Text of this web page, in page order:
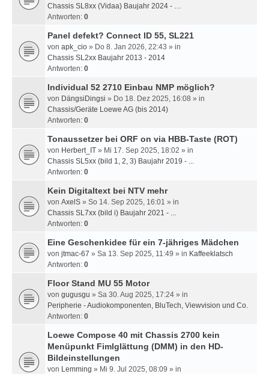
Chassis SL8xx (Vidaa) Baujahr 2024 - …
Antworten: 0
Panel defekt? Connect ID 55, SL221
von apk_cio » Do 8. Jan 2026, 22:43 » in
Chassis SL2xx Baujahr 2013 - 2014
Antworten: 0
Individual 52 2710 Einbau NMP möglich?
von DängsiDingsi » Do 18. Dez 2025, 16:08 » in
Chassis/Geräte Loewe AG (bis 2014)
Antworten: 0
Tonaussetzer bei ORF on via HBB-Taste (ROT)
von Herbert_IT » Mi 17. Sep 2025, 18:02 » in
Chassis SL5xx (bild 1, 2, 3) Baujahr 2019 - ...
Antworten: 0
Kein Digitaltext bei NTV mehr
von AxelS » So 14. Sep 2025, 16:01 » in
Chassis SL7xx (bild i) Baujahr 2021 - ...
Antworten: 0
Eine Geschenkidee für ein 7-jähriges Mädchen
von jtmac-67 » Sa 13. Sep 2025, 11:49 » in Kaffeeklatsch
Antworten: 0
Floor Stand MU 55 Motor
von gugusgu » Sa 30. Aug 2025, 17:24 » in
Peripherie - Audiokomponenten, BluTech, Viewvision und Co.
Antworten: 0
Loewe Compose 40 mit Chassis 2700 kein
Menüpunkt Fimlglättung (DMM) in den HD-
Bildeinstellungen
von Lemming » Mi 9. Jul 2025, 08:09 » in